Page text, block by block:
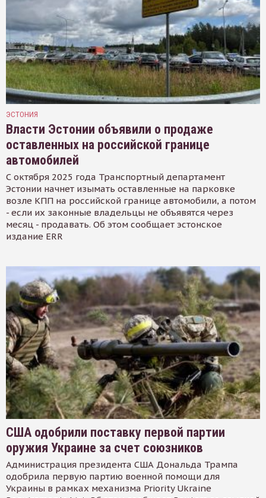
ЭСТОНИЯ
Власти Эстонии объявили о продаже
оставленных на российской границе
автомобилей
С октября 2025 года Транспортный департамент
Эстонии начнет изымать оставленные на парковке
возле КПП на российской границе автомобили, а потом
- если их законные владельцы не объявятся через
месяц - продавать. Об этом сообщает эстонское
издание ERR
США одобрили поставку первой партии
оружия Украине за счет союзников
Администрация президента США Дональда Трампа
одобрила первую партию военной помощи для
Украины в рамках механизма Priority Ukraine